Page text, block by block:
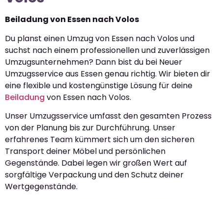
Beiladung von Essen nach Volos
Du planst einen Umzug von Essen nach Volos und
suchst nach einem professionellen und zuverlässigen
Umzugsunternehmen? Dann bist du bei Neuer
Umzugsservice aus Essen genau richtig. Wir bieten dir
eine flexible und kostengünstige Lösung für deine
Beiladung von Essen nach Volos.
Unser Umzugsservice umfasst den gesamten Prozess
von der Planung bis zur Durchführung. Unser
erfahrenes Team kümmert sich um den sicheren
Transport deiner Möbel und persönlichen
Gegenstände. Dabei legen wir großen Wert auf
sorgfältige Verpackung und den Schutz deiner
Wertgegenstände.